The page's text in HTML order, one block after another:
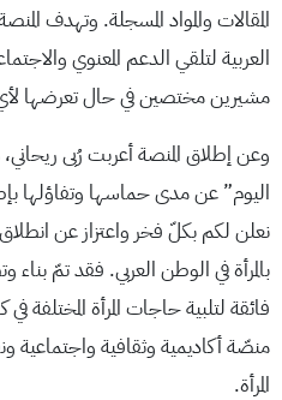
المقالات والمواد المسجلة. وتهدف
العربية لتلقي الدعم المعنوي
مشيرين مختصين في حال تعرضها
وعن إطلاق المنصة أعربت رُبى
اليوم” عن مدى حماسها وتفاؤلها
نعلن لكم بكلّ فخر واعتزاز عن
بالمرأة في الوطن العربي. فقد تمّ
فائقة لتلبية حاجات المرأة
منصّة أكاديمية وثقافية
المرأة.